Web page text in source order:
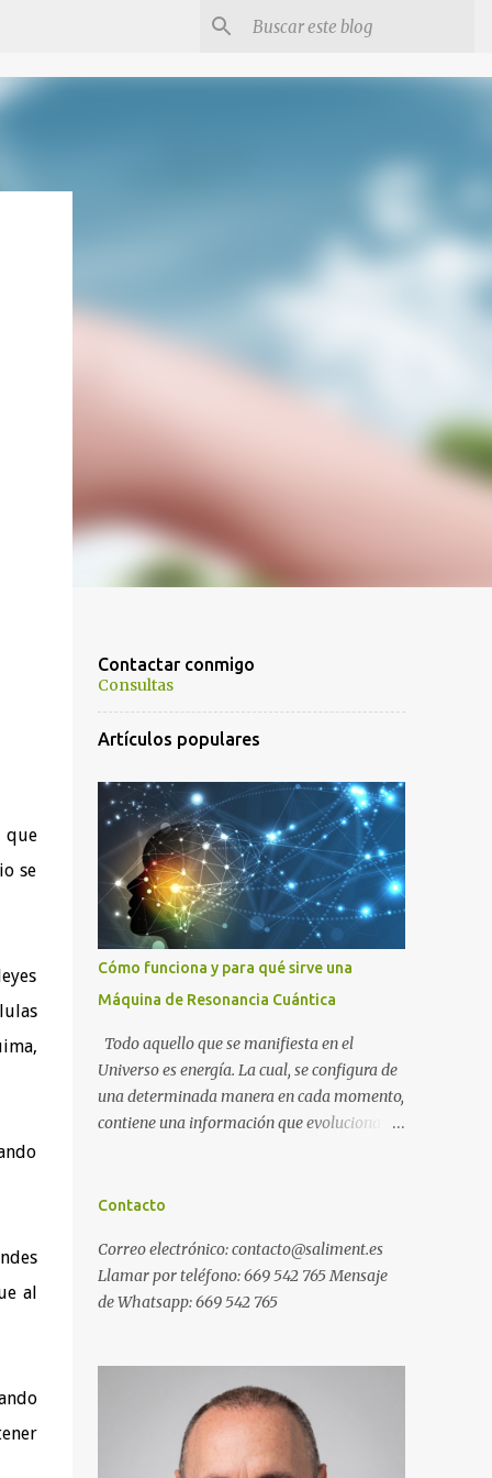
que
se
al
Contactar conmigo
Consultas
Artículos populares
Cómo funciona y para qué sirve una
Máquina de Resonancia Cuántica
Todo aquello que se manifiesta en el
Universo es energía. La cual, se configura de
una determinada manera en cada momento,
contiene una información que evoluciona
universal lo denominamos Campo Cuántico
conscientes, afectamos al CCI cuando, por
ejemplo, pensamos en alguien que hace
tiempo que no vemos y, de repente, ese
contra toda probabilidad, termina
materializándose. O cuando
experimentamos a diario una emoción muy
desagradable que termina somatizándose
Contacto
Correo electrónico: contacto@saliment.es
Llamar por teléfono: 669 542 765 Mensaje
de Whatsapp: 669 542 765